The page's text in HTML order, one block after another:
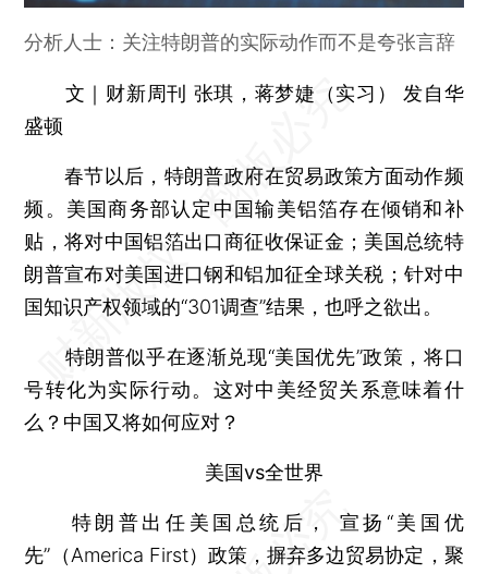
分析人士：关注特朗普的实际动作而不是夸张言辞
文｜财新周刊 张琪，蒋梦婕（实习） 发自华
盛顿
春节以后，特朗普政府在贸易政策方面动作频
频。美国商务部认定中国输美铝箔存在倾销和补
贴，将对中国铝箔出口商征收保证金；美国总统特
朗普宣布对美国进口钢和铝加征全球关税；针对中
国知识产权领域的“301调查”结果，也呼之欲出。
特朗普似乎在逐渐兑现“美国优先”政策，将口
号转化为实际行动。这对中美经贸关系意味着什
么？中国又将如何应对？
美国vs全世界
特朗普出任美国总统后， 宣扬“美国优
先”（America First）政策，摒弃多边贸易协定，聚